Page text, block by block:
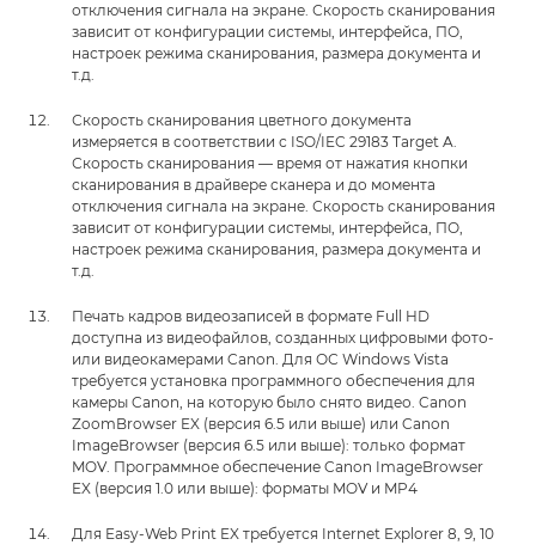
отключения сигнала на экране. Скорость сканирования
зависит от конфигурации системы, интерфейса, ПО,
настроек режима сканирования, размера документа и
т.д.
Скорость сканирования цветного документа
измеряется в соответствии с ISO/IEC 29183 Target A.
Скорость сканирования — время от нажатия кнопки
сканирования в драйвере сканера и до момента
отключения сигнала на экране. Скорость сканирования
зависит от конфигурации системы, интерфейса, ПО,
настроек режима сканирования, размера документа и
т.д.
Печать кадров видеозаписей в формате Full HD
доступна из видеофайлов, созданных цифровыми фото-
или видеокамерами Canon. Для ОС Windows Vista
требуется установка программного обеспечения для
камеры Canon, на которую было снято видео. Canon
ZoomBrowser EX (версия 6.5 или выше) или Canon
ImageBrowser (версия 6.5 или выше): только формат
MOV. Программное обеспечение Canon ImageBrowser
EX (версия 1.0 или выше): форматы MOV и MP4
Для Easy-Web Print EX требуется Internet Explorer 8, 9, 10